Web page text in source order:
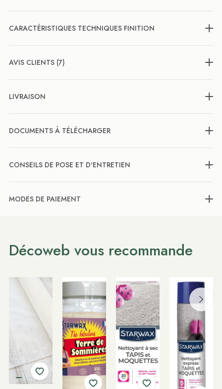
CARACTÉRISTIQUES TECHNIQUES FINITION
AVIS CLIENTS (7)
LIVRAISON
DOCUMENTS À TÉLÉCHARGER
CONSEILS DE POSE ET D'ENTRETIEN
MODES DE PAIEMENT
Décoweb vous recommande